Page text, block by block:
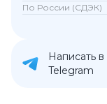
По России (СДЭК)
Написать в
Telegram